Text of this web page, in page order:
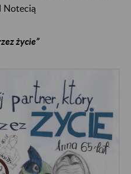
Notecią
życie”